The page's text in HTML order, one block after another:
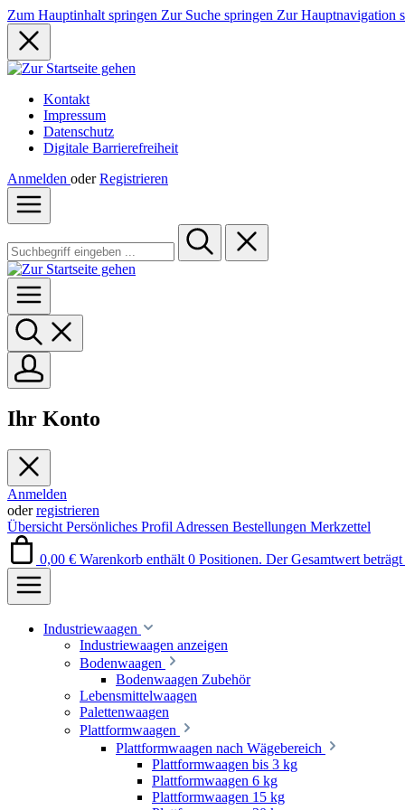
Zum Hauptinhalt springen Zur Suche springen Zur Hauptnavigation
Kontakt
Impressum
Datenschutz
Digitale Barrierefreiheit
Anmelden oder Registrieren
Ihr Konto
Anmelden
oderregistrieren
Übersicht Persönliches Profil Adressen Bestellungen Merkzettel
0,00 € Warenkorb enthält 0 Positionen. Der Gesamtwert
Industriewaagen
Industriewaagen anzeigen
Bodenwaagen
Bodenwaagen Zubehör
Lebensmittelwaagen
Palettenwaagen
Plattformwaagen
Plattformwaagen nach Wägebereich
Plattformwaagen bis 3 kg
Plattformwaagen 6 kg
Plattformwaagen 15 kg